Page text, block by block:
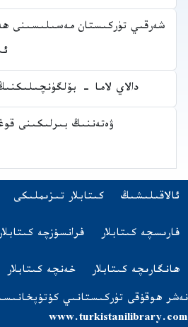
شەرقىي تۈركىستان مەسىلىسىنى
دالاي لاما -
ۋەتەننىڭ بىرلىكىنى
Navigation
ئالاقىلىشىڭ كىتابلار تىزىملىكى
(opens in new tab)
باشقا تىلدىكى كىتابلار
فارىسچە كىتابلار
(opens in new tab) فرانسۇزچە
(opens in new tab)
ھانگارىچە كىتابلار
(opens in new tab) خەنچە كىتابلار
(opens in new tab)
www.turkistanilibrary.com